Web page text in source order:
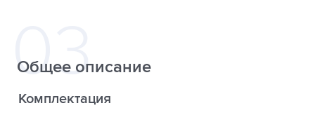
Общее описание
Комплектация